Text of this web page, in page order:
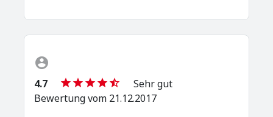
4.7
Sehr gut
Bewertung vom 21.12.2017